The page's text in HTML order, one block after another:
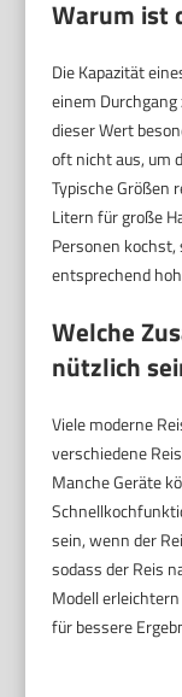
Warum ist
Die Kapazität
einem
dieser Wert
oft nicht aus, um
Typische Größen
Litern für große
Personen
entsprechend
Welche
nützlich
Viele moderne
verschiedene
Manche Geräte
sein, wenn der
sodass der Reis
Modell
für bessere